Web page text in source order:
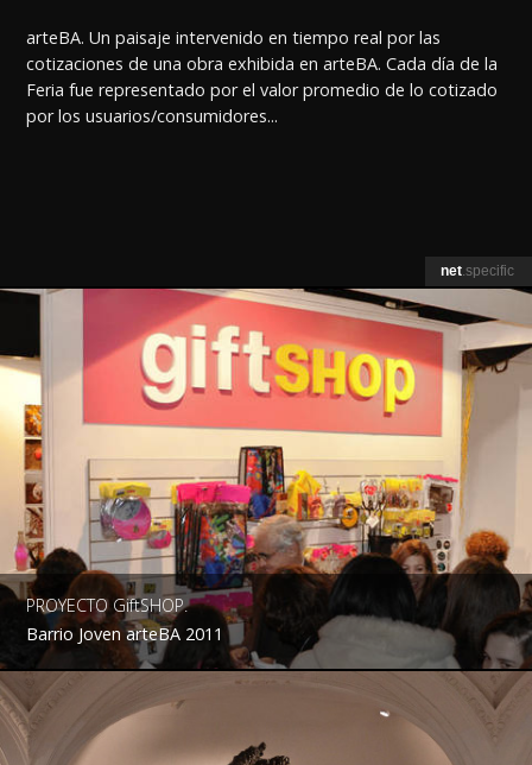
net.specific
arteBA. Un paisaje intervenido en tiempo real por las
cotizaciones de una obra exhibida en arteBA. Cada día de la
Feria fue representado por el valor promedio de lo cotizado
por los usuarios/consumidores...
PROYECTO GiftSHOP.
Barrio Joven arteBA 2011